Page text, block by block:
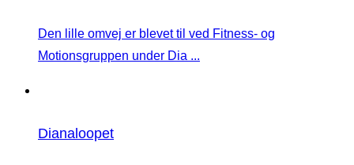
Den lille omvej er blevet til ved Fitness- og
Motionsgruppen under Dia ...
Dianaloopet